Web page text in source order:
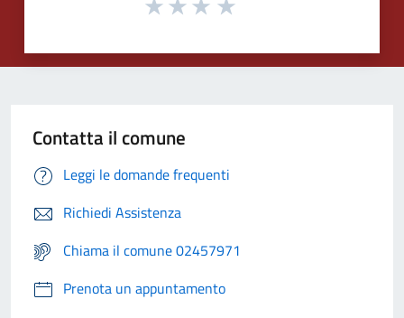
Contatta il comune
Leggi le domande frequenti
Richiedi Assistenza
Chiama il comune 02457971
Prenota un appuntamento